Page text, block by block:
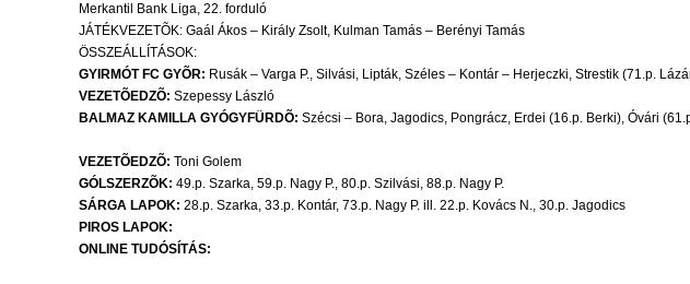
Merkantil Bank Liga, 22. forduló
JÁTÉKVEZETÕK: Gaál Ákos – Király Zsolt, Kulman Tamás – Berényi Tamás
ÖSSZEÁLLÍTÁSOK:
GYIRMÓT FC GYÕR: Rusák – Varga P., Silvási, Lipták, Széles – Kontár – Herjeczki, Strestik (71.p.
VEZETÕEDZÕ: Szepessy László
BALMAZ KAMILLA GYÓGYFÜRDÕ: Szécsi – Bora, Jagodics, Pongrácz, Erdei (16.p. Berki), Óvári
VEZETÕEDZÕ: Toni Golem
GÓLSZERZÕK: 49.p. Szarka, 59.p. Nagy P., 80.p. Szilvási, 88.p. Nagy P.
SÁRGA LAPOK: 28.p. Szarka, 33.p. Kontár, 73.p. Nagy P. ill. 22.p. Kovács N., 30.p. Jagodics
PIROS LAPOK:
ONLINE TUDÓSÍTÁS: